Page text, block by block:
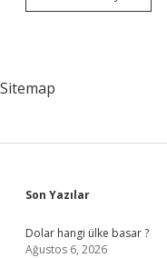
Iliği
Sitemap
Sidebar
Son Yazılar
Dolar hangi ülke basar ?
Ağustos 6, 2026